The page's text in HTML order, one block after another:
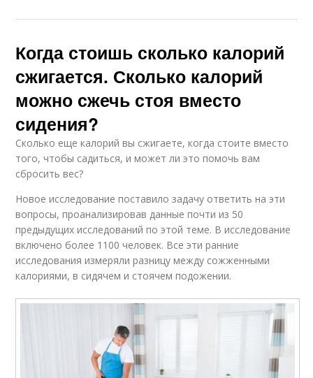
Когда стоишь сколько калорий
сжигается. Сколько калорий
можно сжечь стоя вместо
сидения?
Сколько еще калорий вы сжигаете, когда стоите вместо
того, чтобы садиться, и может ли это помочь вам
сбросить вес?
Новое исследование поставило задачу ответить на эти
вопросы, проанализировав данные почти из 50
предыдущих исследований по этой теме. В исследование
включено более 1100 человек. Все эти ранние
исследования измеряли разницу между сожженными
калориями, в сидячем и стоячем подожении.